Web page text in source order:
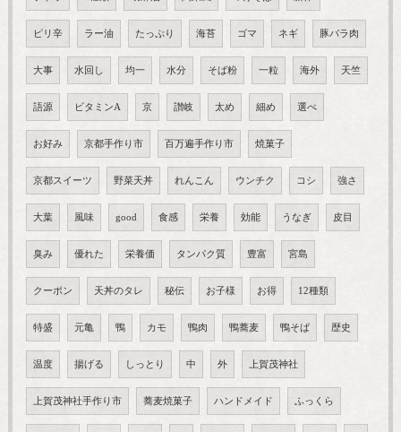
ピリ辛 ラー油 たっぷり 海苔 ゴマ ネギ 豚バラ肉
大事 水回し 均一 水分 そば粉 一粒 海外 天竺
語源 ビタミンA 京 讃岐 太め 細め 選べ
お好み 京都手作り市 百万遍手作り市 焼菓子
京都スイーツ 野菜天丼 れんこん ウンチク コシ 強さ
大葉 風味 good 食感 栄養 効能 うなぎ 皮目
臭み 優れた 栄養価 タンパク質 豊富 宮島
クーポン 天丼のタレ 秘伝 お子様 お得 12種類
特盛 元亀 鴨 カモ 鴨肉 鴨蕎麦 鴨そば 歴史
温度 揚げる しっとり 中 外 上賀茂神社
上賀茂神社手作り市 蕎麦焼菓子 ハンドメイド ふっくら